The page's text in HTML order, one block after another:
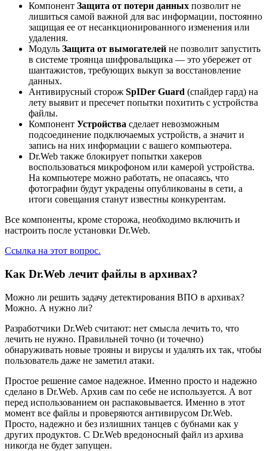
Компонент Защита от потери данных позволит не
лишиться самой важной для вас информации, постоянно
защищая ее от несанкционированного изменения или
удаления.
Модуль Защита от вымогателей не позволит запустить
в системе троянца шифровальщика — это убережет от
шантажистов, требующих выкуп за восстановление
данных.
Антивирусный сторож SpIDer Guard (спайдер гард) на
лету выявит и пресечет попытки похитить с устройства
файлы.
Компонент Устройства сделает невозможным
подсоединение подключаемых устройств, а значит и
запись на них информации с вашего компьютера.
Dr.Web также блокирует попытки хакеров
воспользоваться микрофоном или камерой устройства.
На компьютере можно работать, не опасаясь, что
фотографии будут украдены опубликованы в сети, а
итоги совещания станут известны конкурентам.
Все компоненты, кроме сторожа, необходимо включить и
настроить после установки Dr.Web.
Ссылка на этот вопрос.
Как Dr.Web лечит файлы в архивах?
Можно ли решить задачу детектирования ВПО в архивах?
Можно. А нужно ли?
Разработчики Dr.Web считают: нет смысла лечить то, что
лечить не нужно. Правильней точно (и точечно)
обнаруживать новые трояны и вирусы и удалять их так, чтобы
пользователь даже не заметил атаки.
Простое решение самое надежное. Именно просто и надежно
сделано в Dr.Web. Архив сам по себе не используется. А вот
перед использованием он распаковывается. Именно в этот
момент все файлы и проверяются антивирусом Dr.Web.
Просто, надежно и без излишних танцев с бубнами как у
других продуктов. С Dr.Web вредоносный файл из архива
никогда не будет запущен.